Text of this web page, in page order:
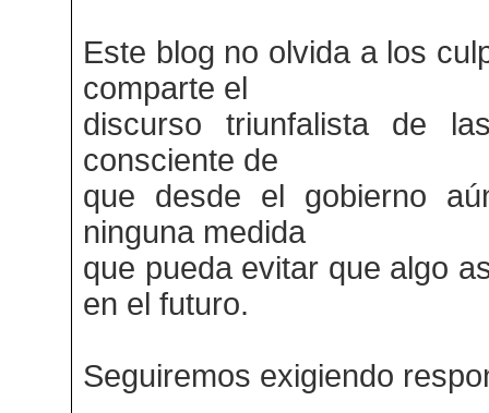
Este blog no olvida a los
comparte el
discurso triunfalista de
consciente de
que desde el gobierno
ninguna medida
que pueda evitar que algo
en el futuro.
Seguiremos exigiendo